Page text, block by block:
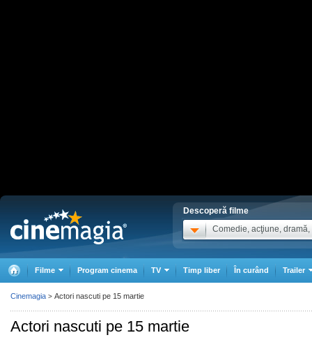
Descoperă filme
Comedie, acţiune, dramă,
Filme Program cinema TV Timp liber În curând Trailer
Actori nascuti pe 15 martie
Cinemagia > Actori nascuti pe 15 martie